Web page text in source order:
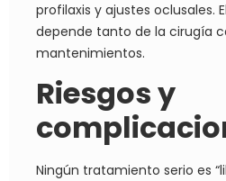
profilaxis y ajustes oclusales.
depende tanto de la cirugía
mantenimientos.
Riesgos y
Ningún tratamiento serio es